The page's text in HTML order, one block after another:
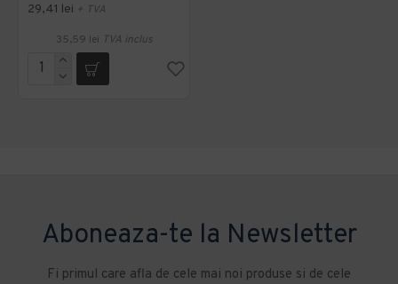
29,41 lei + TVA
35,59 lei TVA inclus
Aboneaza-te la Newsletter
Fi primul care afla de cele mai noi produse si de cele